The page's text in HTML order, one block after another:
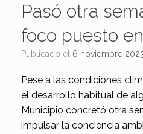
Pasó otra
foco puesto
Publicado el 6 noviembre
Pese a las condiciones
el desarrollo habitual de
Municipio concretó otra
impulsar la conciencia